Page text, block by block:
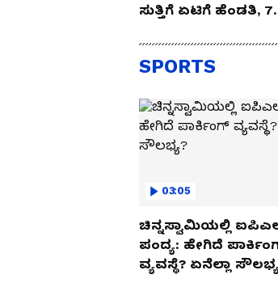
ಸುತ್ತಿಗೆ ಏಟಿಗೆ ಹೆಂಡತಿ, 7
ಪೀಸ್!
SPORTS
03:05
ಚಿನ್ನಸ್ವಾಮಿಯಲ್ಲಿ
ಪಂದ್ಯ: ಹೇಗಿದೆ
ವ್ಯವಸ್ಥೆ? ಏನೆಲ್ಲಾ